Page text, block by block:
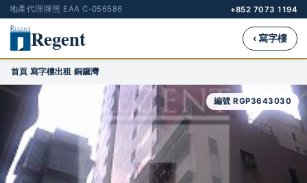
地產代理牌照 EAA C-056586 +852 7073 1194
Regent ‹ 寫字樓
首頁›寫字樓出租›銅鑼灣
編號 RGP3643030